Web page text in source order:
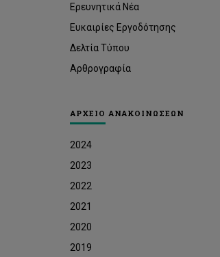
Ερευνητικά Νέα
Ευκαιρίες Εργοδότησης
Δελτία Τύπου
Αρθρογραφία
ΑΡΧΕΙΟ ΑΝΑΚΟΙΝΩΣΕΩΝ
2024
2023
2022
2021
2020
2019